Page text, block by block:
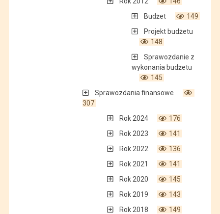
Budżet
149
Projekt budżetu
148
Sprawozdanie z
wykonania budżetu
145
Sprawozdania finansowe
307
Rok 2024
176
Rok 2023
141
Rok 2022
136
Rok 2021
141
Rok 2020
145
Rok 2019
143
Rok 2018
149